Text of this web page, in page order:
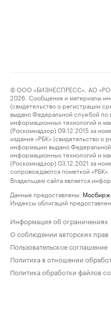
© ООО «БИЗНЕСПРЕСС», АО
2026. Сообщения и материалы
(свидетельство о регистрации
выдано Федеральной службой по
информационных технологий и
(Роскомнадзор) 09.12.2015 за
издания «РБК» (свидетельство о
информации выдано
информационных технологий и
(Роскомнадзор) 03.12.2021 за
сопровождаются пометкой «РБК».
Владельцем сайта является
Данные предоставлены:
Индексы облигаций
Информация об ограничениях
О соблюдении авторских прав
Пользовательское соглашение
Политика в отношении
Политика обработки файлов